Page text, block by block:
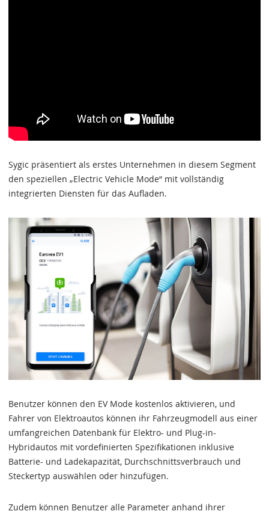
Sygic präsentiert als erstes Unternehmen in diesem Segment
den speziellen „Electric Vehicle Mode“ mit vollständig
integrierten Diensten für das Aufladen.
Benutzer können den EV Mode kostenlos aktivieren, und
Fahrer von Elektroautos können ihr Fahrzeugmodell aus einer
umfangreichen Datenbank für Elektro- und Plug-in-
Hybridautos mit vordefinierten Spezifikationen inklusive
Batterie- und Ladekapazität, Durchschnittsverbrauch und
Steckertyp auswählen oder hinzufügen.
Zudem können Benutzer alle Parameter anhand ihrer